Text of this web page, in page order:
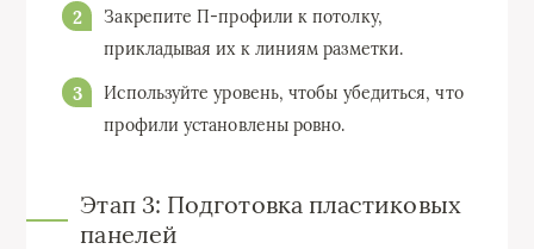
Закрепите П-профили к потолку,
прикладывая их к линиям разметки.
Используйте уровень, чтобы убедиться, что
профили установлены ровно.
Этап 3: Подготовка пластиковых
панелей